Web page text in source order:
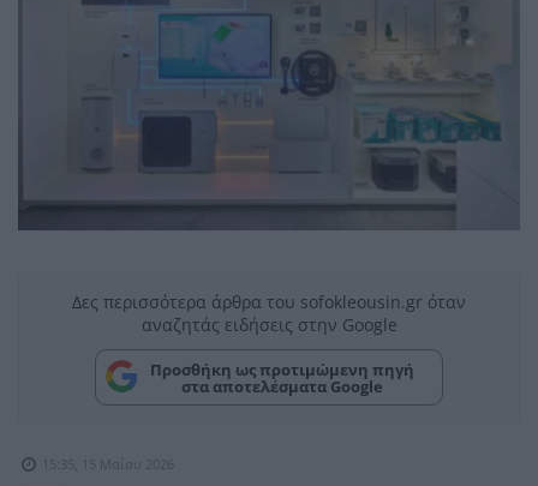
Δες περισσότερα άρθρα του sofokleousin.gr όταν
αναζητάς ειδήσεις στην Google
Προσθήκη ως προτιμώμενη πηγή
στα αποτελέσματα Google
15:35, 15 Μαΐου 2026